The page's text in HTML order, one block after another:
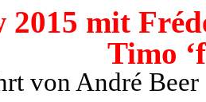
2015 mit
Timo
von André